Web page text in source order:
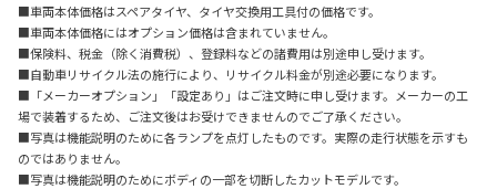
■車両本体価格はスペアタイヤ、タイヤ交換用工具付の価格です。
■車両本体価格にはオプション価格は含まれていません。
■保険料、税金（除く消費税）、登録料などの諸費用は別途申し受けます。
■自動車リサイクル法の施行により、リサイクル料金が別途必要になります。
■「メーカーオプション」「設定あり」はご注文時に申し受けます。メーカーの工
場で装着するため、ご注文後はお受けできませんのでご了承ください。
■写真は機能説明のために各ランプを点灯したものです。実際の走行状態を示すも
のではありません。
■写真は機能説明のためにボディの一部を切断したカットモデルです。